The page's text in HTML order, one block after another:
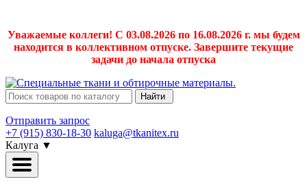
Уважаемые коллеги! С 03.08.2026 по 16.08.2026 г. мы будем
находится в коллективном отпуске. Завершите текущие
задачи до начала отпуска
Найти
Отправить запрос
+7 (915) 830-18-30 kaluga@tkanitex.ru
Калуга ▼